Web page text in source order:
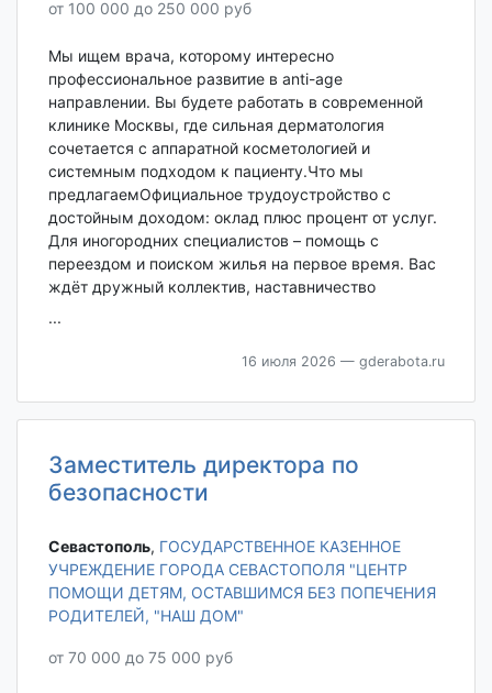
от 100 000 до 250 000 руб
Мы ищем врача, которому интересно
профессиональное развитие в anti-age
направлении. Вы будете работать в современной
клинике Москвы, где сильная дерматология
сочетается с аппаратной косметологией и
системным подходом к пациенту.Что мы
предлагаемОфициальное трудоустройство с
достойным доходом: оклад плюс процент от услуг.
Для иногородних специалистов – помощь с
переездом и поиском жилья на первое время. Вас
ждёт дружный коллектив, наставничество
...
16 июля 2026 — gderabota.ru
Заместитель директора по
безопасности
Севастополь‎, ГОСУДАРСТВЕННОЕ КАЗЕННОЕ
УЧРЕЖДЕНИЕ ГОРОДА СЕВАСТОПОЛЯ "ЦЕНТР
ПОМОЩИ ДЕТЯМ, ОСТАВШИМСЯ БЕЗ ПОПЕЧЕНИЯ
РОДИТЕЛЕЙ, "НАШ ДОМ"
от 70 000 до 75 000 руб